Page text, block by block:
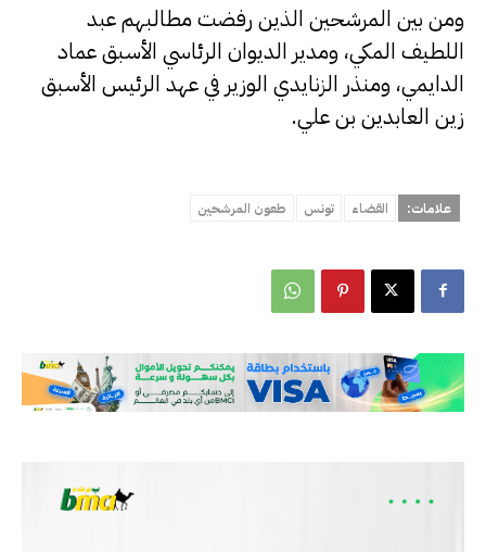
ومن بين المرشحين الذين رفضت مطالبهم عبد
اللطيف المكي، ومدير الديوان الرئاسي الأسبق عماد
الدايمي، ومنذر الزنايدي الوزير في عهد الرئيس الأسبق
زين العابدين بن علي.
علامات: القضاء تونس طعون المرشحين